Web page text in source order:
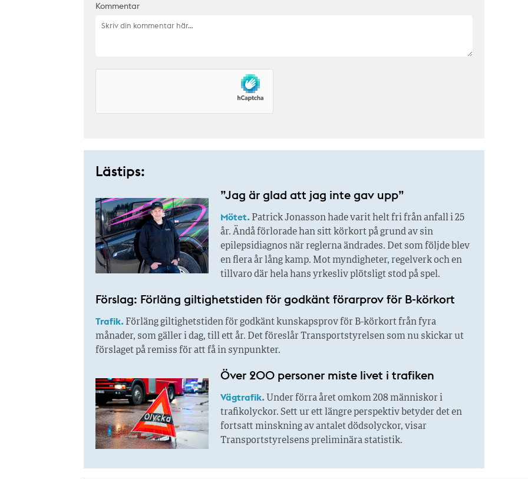
Kommentar
Lästips:
”Jag är glad att jag inte gav upp”
Mötet.Patrick Jonasson hade varit helt fri från anfall i 25
år. Ändå förlorade han sitt körkort på grund av sin
epilepsidiagnos när reglerna ändrades. Det som följde blev
en flera år lång kamp. Mot myndigheter, regelverk och en
tillvaro där hela hans yrkesliv plötsligt stod på spel.
Förslag: Förläng giltighetstiden för godkänt förarprov för B-körkort
Trafik. Förläng giltighetstiden för godkänt kunskapsprov för B-körkort från fyra
månader, som gäller i dag, till ett år. Det föreslår Transportstyrelsen som nu skickar ut
förslaget på remiss för att få in synpunkter.
Över 200 personer miste livet i trafiken
Vägtrafik.Under förra året omkom 208 människor i
trafikolyckor. Sett ur ett längre perspektiv betyder det en
fortsatt minskning av antalet dödsolyckor, visar
Transportstyrelsens preliminära statistik.